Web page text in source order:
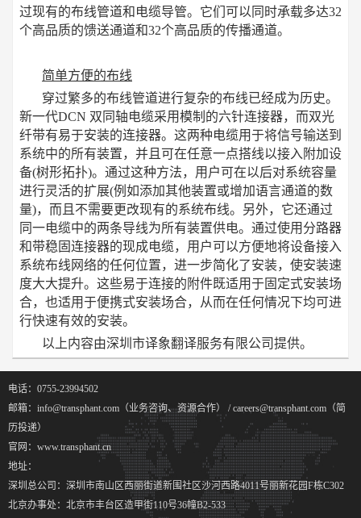
过现有的布线管道和电缆导管。它们可以同时承载多达32
个高品质的馈送通道和32个高品质的传播通道。
简单方便的布线
穿过繁多的布线管道进行复杂的布线已经成为历史。
新一代DCN 双同轴电缆采用模制的六针连接器，而双光
纤带有易于安装的连接器。这两种电缆用于将信号输送到
系统中的所有装置，并且可在任意一点搭线以接入附加设
备(树形拓扑)。通过这种方法，用户可在以后对系统容量
进行灵活的扩展(例如添加其他装置或增加语言通道的数
量)，而且不需要更改现有的系统布线。另外，它还通过
同一电缆中的两条导线为所有装置供电。通过使用分路器
和带稳固连接器的现成电缆，用户可以方便地将设备接入
系统布线网络的任何位置，进一步简化了安装，使安装速
度大大提升。这些易于连接的附件既适用于固定式安装场
合，也适用于便携式安装场合，从而在任何情况下均可进
行快速有效的安装。
以上内容由深圳市译象翻译服务有限公司提供。
电话：0755-23994502
邮箱：info@transphant.com（业务咨询、资源合作） / careers@transphant.com（简
历投递）
官网：www.transphant.cn
地址：
深圳总公司：深圳市南山区西丽街道新围社区沙河西路4011号丽新花园F栋C302
北京办事处：北京市丰台区造甲街110号36幢B2-533